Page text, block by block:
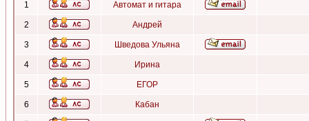
1 Автомат и гитара
2 Андрей
3 Шведова Ульяна
4 Ирина
5 ЕГОР
6 Кабан